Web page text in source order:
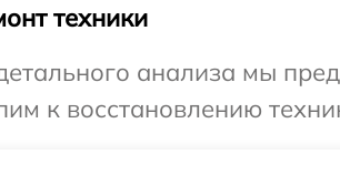
техники
анализа мы
к восстановлению